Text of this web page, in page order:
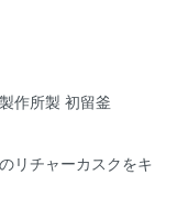
作所製 初留釜
リチャーカスクをキ